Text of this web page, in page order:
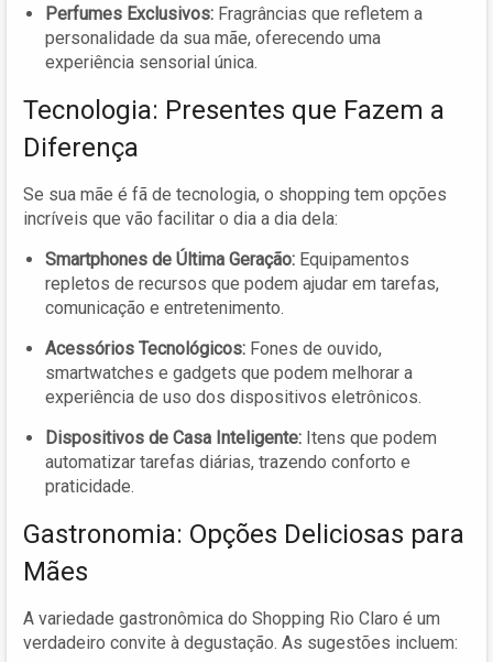
Perfumes Exclusivos: Fragrâncias que refletem a
personalidade da sua mãe, oferecendo uma
experiência sensorial única.
Tecnologia: Presentes que Fazem a
Diferença
Se sua mãe é fã de tecnologia, o shopping tem opções
incríveis que vão facilitar o dia a dia dela:
Smartphones de Última Geração: Equipamentos
repletos de recursos que podem ajudar em tarefas,
comunicação e entretenimento.
Acessórios Tecnológicos: Fones de ouvido,
smartwatches e gadgets que podem melhorar a
experiência de uso dos dispositivos eletrônicos.
Dispositivos de Casa Inteligente: Itens que podem
automatizar tarefas diárias, trazendo conforto e
praticidade.
Gastronomia: Opções Deliciosas para
Mães
A variedade gastronômica do Shopping Rio Claro é um
verdadeiro convite à degustação. As sugestões incluem: